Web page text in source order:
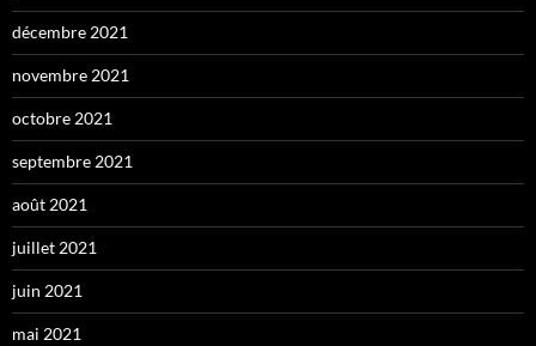
décembre 2021
novembre 2021
octobre 2021
septembre 2021
août 2021
juillet 2021
juin 2021
mai 2021